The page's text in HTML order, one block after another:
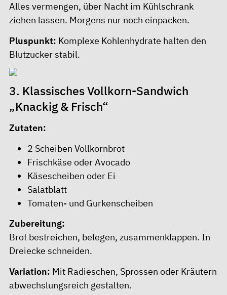
Alles vermengen, über Nacht im Kühlschrank
ziehen lassen. Morgens nur noch einpacken.
Pluspunkt: Komplexe Kohlenhydrate halten den
Blutzucker stabil.
3. Klassisches Vollkorn-Sandwich
„Knackig & Frisch“
Zutaten:
2 Scheiben Vollkornbrot
Frischkäse oder Avocado
Käsescheiben oder Ei
Salatblatt
Tomaten- und Gurkenscheiben
Zubereitung:
Brot bestreichen, belegen, zusammenklappen. In
Dreiecke schneiden.
Variation: Mit Radieschen, Sprossen oder Kräutern
abwechslungsreich gestalten.